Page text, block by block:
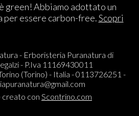
green! Abbiamo adottato un
per essere carbon-free.Scopri
- Erboristeria Puranatura di
- P.Iva 11169430011
(Torino) - Italia - 0113726251 -
creato con Scontrino.com